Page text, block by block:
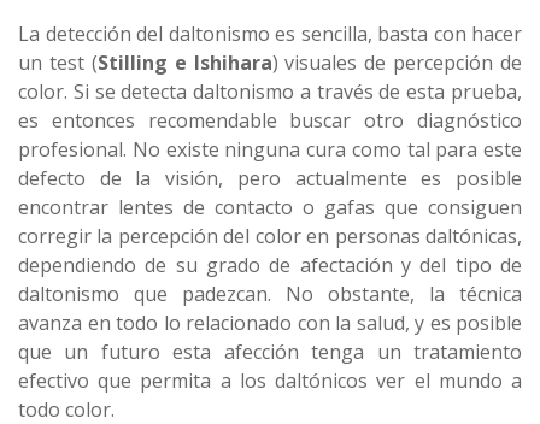
La detección del daltonismo es sencilla, basta con hacer
un test (Stilling e Ishihara) visuales de percepción de
color. Si se detecta daltonismo a través de esta prueba,
es entonces recomendable buscar otro diagnóstico
profesional. No existe ninguna cura como tal para este
defecto de la visión, pero actualmente es posible
encontrar lentes de contacto o gafas que consiguen
corregir la percepción del color en personas daltónicas,
dependiendo de su grado de afectación y del tipo de
daltonismo que padezcan. No obstante, la técnica
avanza en todo lo relacionado con la salud, y es posible
que un futuro esta afección tenga un tratamiento
efectivo que permita a los daltónicos ver el mundo a
todo color.